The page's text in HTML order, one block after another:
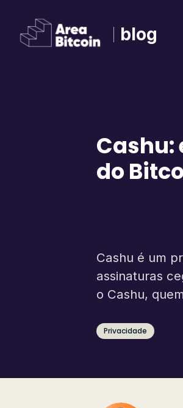
blog
Cashu:
do
Cashu é um
assinaturas
o Cashu,
Privacidade